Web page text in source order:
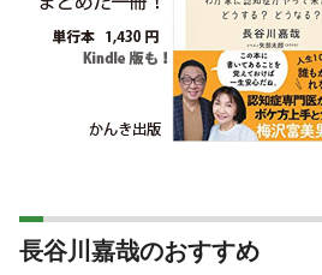
長谷川嘉哉のおすすめ